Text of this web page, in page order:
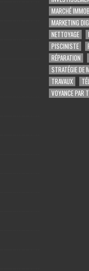
MARCHÉ
MARKETING
NETTOYAGE
PISCINISTE
RÉPARATION
STRATÉGIE DE
TRAVAUX
VOYANCE PAR